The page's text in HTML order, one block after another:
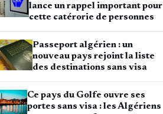
lance un rappel important pour
cette catérorie de personnes
Passeport algérien : un
nouveau pays rejoint la liste
des destinations sans visa
Ce pays du Golfe ouvre ses
portes sans visa : les Algériens